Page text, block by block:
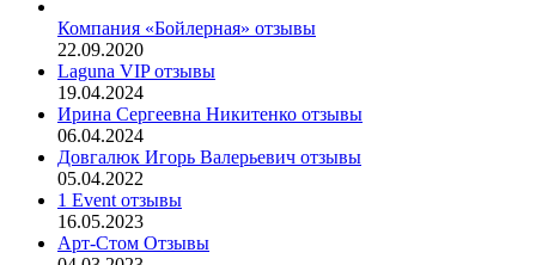
Компания «Бойлерная» отзывы
22.09.2020
Laguna VIP отзывы
19.04.2024
Ирина Сергеевна Никитенко отзывы
06.04.2024
Довгалюк Игорь Валерьевич отзывы
05.04.2022
1 Event отзывы
16.05.2023
Арт-Стом Отзывы